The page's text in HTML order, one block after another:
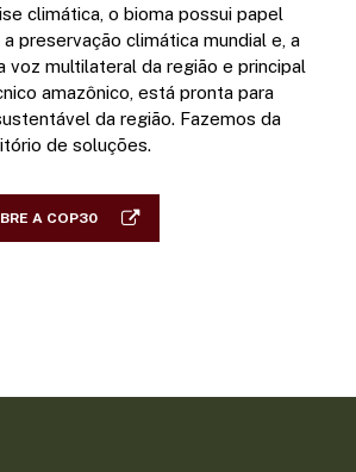
climática, o bioma possui papel
preservação climática mundial e, a
voz multilateral da região e principal
amazônico, está pronta para
da região. Fazemos da
de soluções.
A COP30